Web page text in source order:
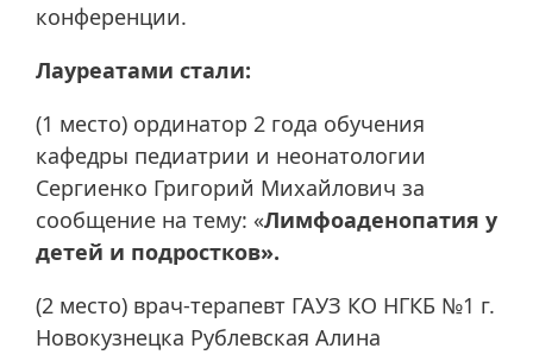
конференции.
Лауреатами стали:
(1 место) ординатор 2 года обучения
кафедры педиатрии и неонатологии
Сергиенко Григорий Михайлович за
сообщение на тему: «Лимфоаденопатия у
детей и подростков».
(2 место) врач-терапевт ГАУЗ КО НГКБ №1 г.
Новокузнецка Рублевская Алина